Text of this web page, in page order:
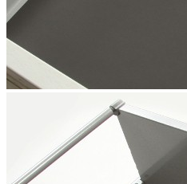
В комплект входит:
Противоскользящий
Преимущества
• Высокое качество материала
превосходные